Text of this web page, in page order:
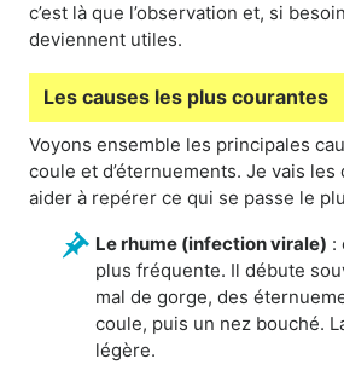
c’est là que l’observation et, si
deviennent utiles.
Les causes les plus courantes
Voyons ensemble les principales
coule et d’éternuements. Je vais
aider à repérer ce qui se passe le
Le rhume (infection virale) :
plus fréquente. Il débute
mal de gorge, des
coule, puis un nez bouché.
légère.